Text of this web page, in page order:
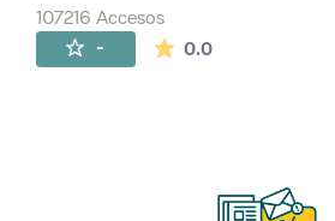
107216 Accesos
- 0.0La valoración